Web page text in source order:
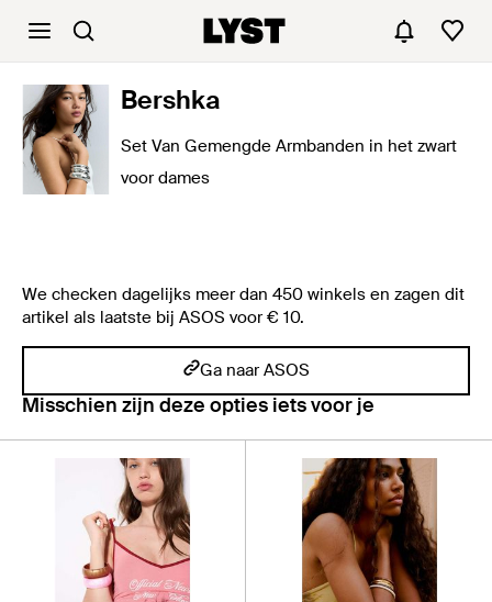
Bershka
Set Van Gemengde Armbanden in het zwart
voor dames
We checken dagelijks meer dan 450 winkels en zagen dit
artikel als laatste bij ASOS voor € 10.
Ga naar ASOS
Misschien zijn deze opties iets voor je